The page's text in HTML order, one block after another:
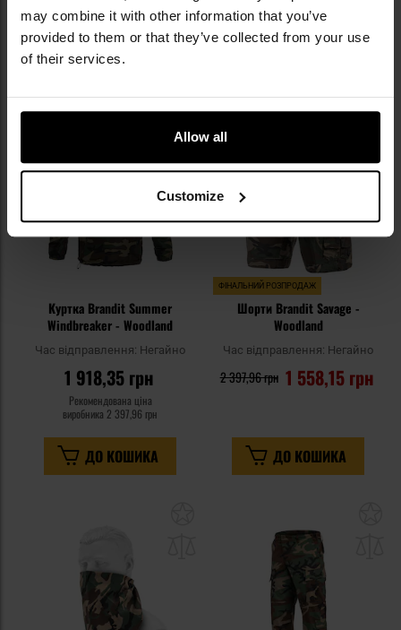
may combine it with other information that you’ve
provided to them or that they’ve collected from your use
of their services.
Allow all
Customize
ДО КОШИКА ДО КОШИКА
Додати
до
списку
Куртка Brandit Summer
Windbreaker - Woodland
Час відправлення: Негайно
1 918,35 грн
Рекомендована ціна
виробника 2 397,96 грн
ДО КОШИКА
ФІНАЛЬНИЙ РОЗПРОДАЖ
Шорти Brandit Savage -
Woodland
Час відправлення: Негайно
1 558,15 грн
2 397,96 грн
ДО КОШИКА
уподобань